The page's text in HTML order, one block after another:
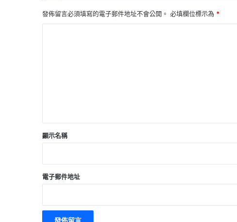
發佈留言必須填寫的電子郵件地址不會公開。 必填欄位標示為 *
顯示名稱
電子郵件地址